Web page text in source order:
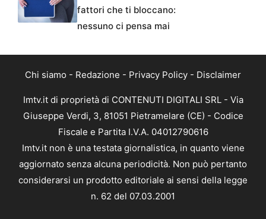
fattori che ti bloccano:
nessuno ci pensa mai
Chi siamo - Redazione - Privacy Policy - Disclaimer
Imtv.it di proprietà di CONTENUTI DIGITALI SRL - Via
Giuseppe Verdi, 3, 81051 Pietramelare (CE) - Codice
Fiscale e Partita I.V.A. 04012790616
Imtv.it non è una testata giornalistica, in quanto viene
aggiornato senza alcuna periodicità. Non può pertanto
considerarsi un prodotto editoriale ai sensi della legge
n. 62 del 07.03.2001